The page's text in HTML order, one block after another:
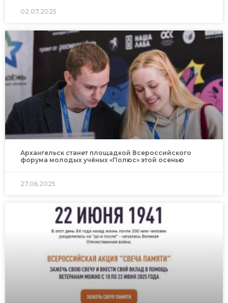
02.07.2025
Архангельск станет площадкой Всероссийского
форума молодых учёных «Полюс» этой осенью
27.06.2025